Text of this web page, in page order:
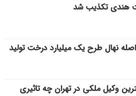
هندی تکذیب شد
اصله نهال طرح یک میلیارد درخت تولید
وکیل ملکی در تهران چه تاثیری